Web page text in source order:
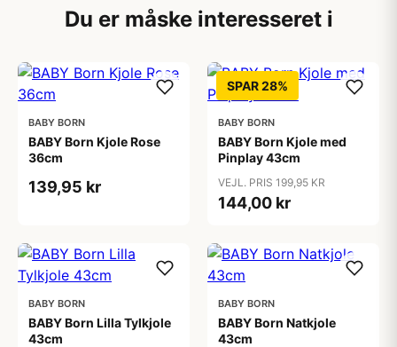
Du er måske interesseret i
BABY BORN
BABY Born Kjole Rose
36cm
139,95 kr
SPAR 28%
BABY BORN
BABY Born Kjole med
Pinplay 43cm
VEJL. PRIS 199,95 KR
144,00 kr
BABY BORN
BABY Born Lilla Tylkjole
43cm
BABY BORN
BABY Born Natkjole
43cm